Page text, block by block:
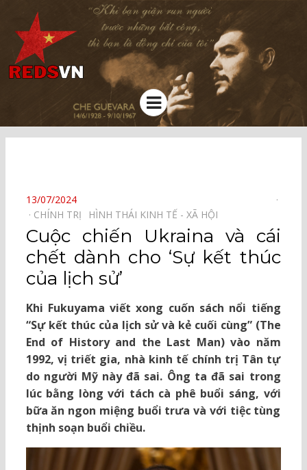
Kênh chia sẻ tri thức cộng đồng
Menu
POSTED
ON
13/07/2024
CHÍNH TRỊ⠀
HÌNH THÁI KINH TẾ - XÃ HỘI⠀
Cuộc chiến Ukraina và cái
chết dành cho ‘Sự kết thúc
của lịch sử’
Khi Fukuyama viết xong cuốn sách nổi tiếng
“Sự kết thúc của lịch sử và kẻ cuối cùng” (The
End of History and the Last Man) vào năm
1992, vị triết gia, nhà kinh tế chính trị Tân tự
do người Mỹ này đã sai. Ông ta đã sai trong
lúc bằng lòng với tách cà phê buổi sáng, với
bữa ăn ngon miệng buổi trưa và với tiệc tùng
thịnh soạn buổi chiều.